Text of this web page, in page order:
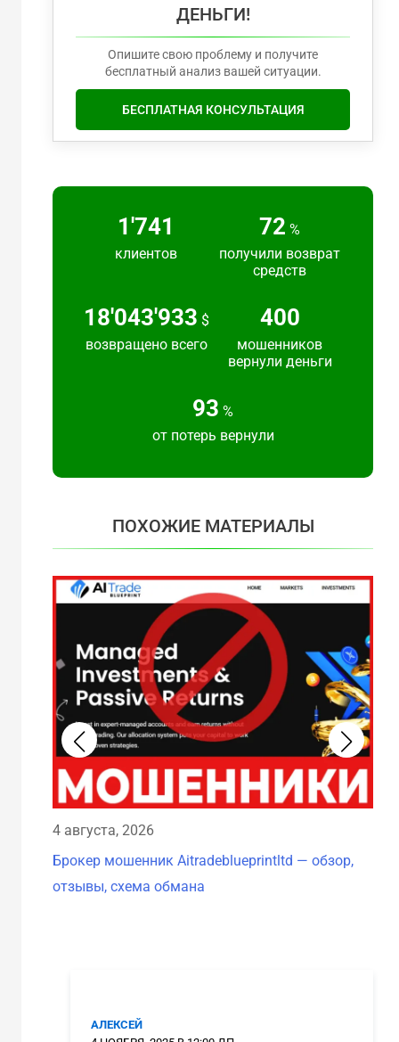
ДЕНЬГИ!
Опишите свою проблему и получите
бесплатный анализ вашей ситуации.
БЕСПЛАТНАЯ КОНСУЛЬТАЦИЯ
2'217
клиентов
91 %
получили возврат
средств
24'383'692 $
возвращено всего
540
мошенников
вернули деньги
125 %
от потерь вернули
ПОХОЖИЕ МАТЕРИАЛЫ
4 августа, 2026
Брокер мошенник Aitradeblueprintltd — обзор,
отзывы, схема обмана
АЛЕКСЕЙ